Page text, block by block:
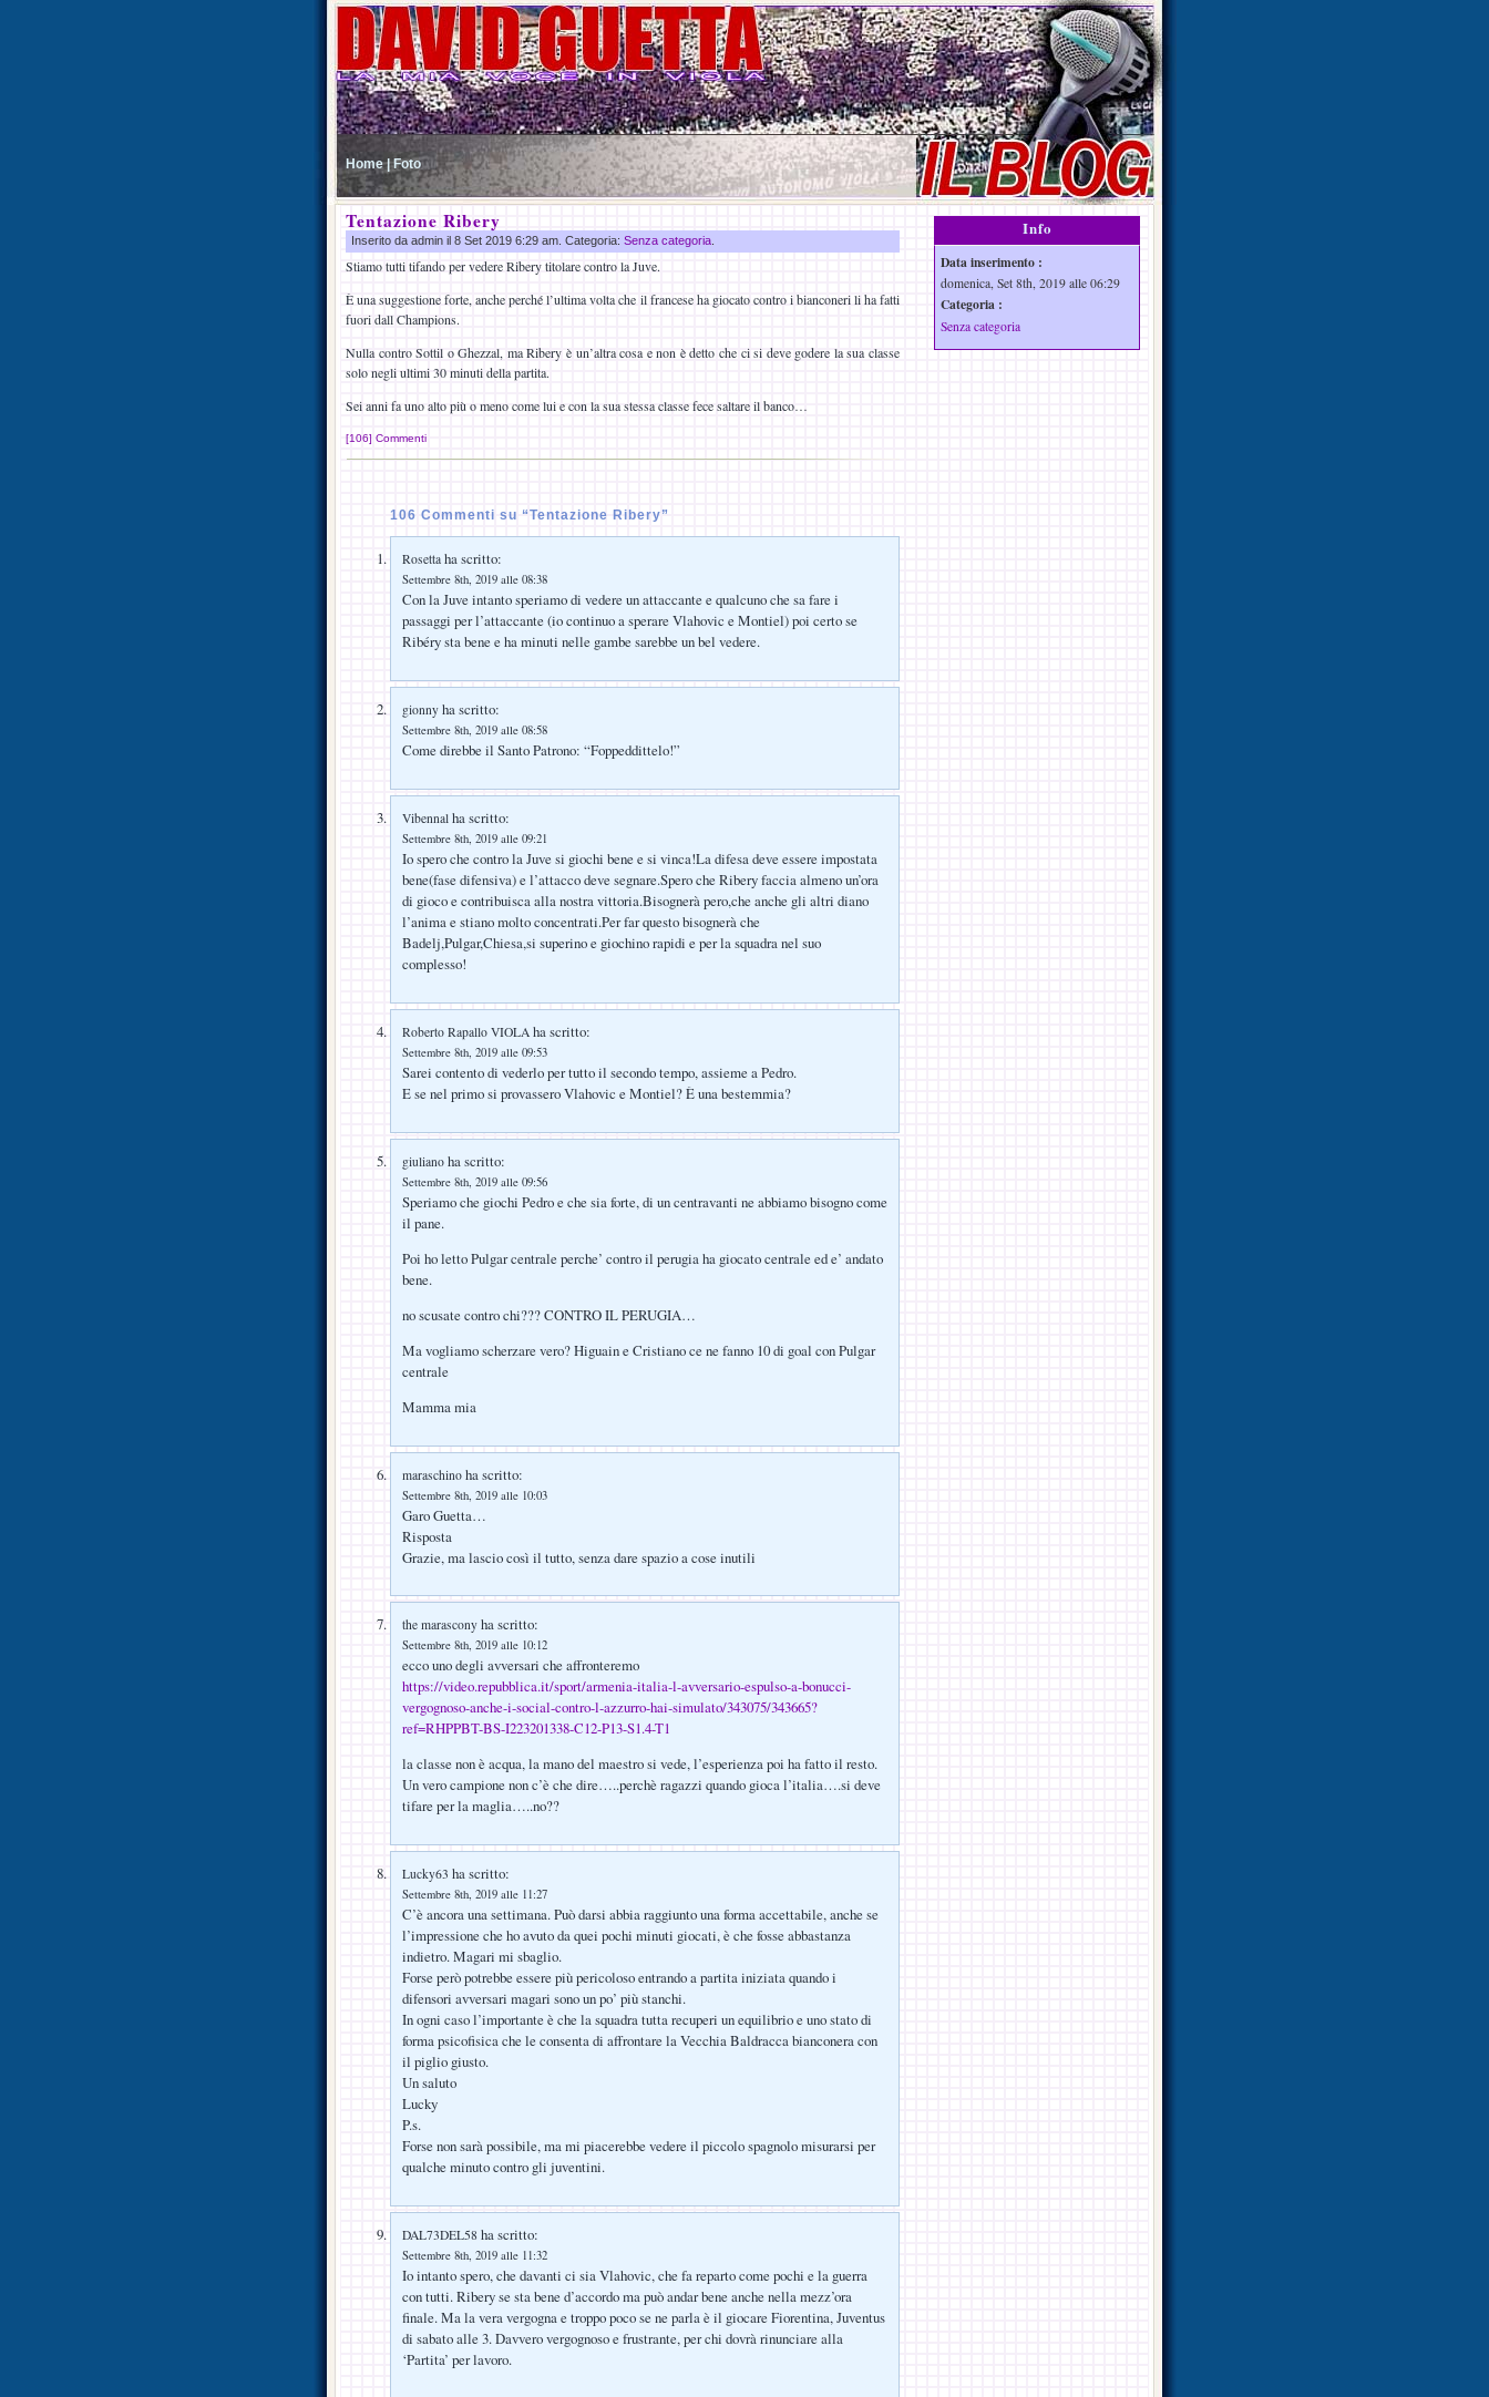
Home | Foto
Tentazione Ribery
Inserito da admin il 8 Set 2019 6:29 am. Categoria: Senza categoria
Stiamo tutti tifando per vedere Ribery titolare contro la Juve.
È una suggestione forte, anche perché l’ultima volta che il francese ha giocato contro i bianconeri li ha fatti
fuori dall Champions.
Nulla contro Sottil o Ghezzal, ma Ribery è un’altra cosa e non è detto che ci si deve godere la sua classe
solo negli ultimi 30 minuti della partita.
Sei anni fa uno alto più o meno come lui e con la sua stessa classe fece saltare il banco…
[106] Commenti
106 Commenti su “Tentazione Ribery”
Rosetta ha scritto:
Settembre 8th, 2019 alle 08:38
Con la Juve intanto speriamo di vedere un attaccante e qualcuno che sa fare i
passaggi per l’attaccante (io continuo a sperare Vlahovic e Montiel) poi certo se
Ribéry sta bene e ha minuti nelle gambe sarebbe un bel vedere.
gionny ha scritto:
Settembre 8th, 2019 alle 08:58
Come direbbe il Santo Patrono: “Foppeddittelo!”
Vibennal ha scritto:
Settembre 8th, 2019 alle 09:21
Io spero che contro la Juve si giochi bene e si vinca!La difesa deve essere impostata
bene(fase difensiva) e l’attacco deve segnare.Spero che Ribery faccia almeno un’ora
di gioco e contribuisca alla nostra vittoria.Bisognerà pero,che anche gli altri diano
l’anima e stiano molto concentrati.Per far questo bisognerà che
Badelj,Pulgar,Chiesa,si superino e giochino rapidi e per la squadra nel suo
complesso!
Roberto Rapallo VIOLA ha scritto:
Settembre 8th, 2019 alle 09:53
Sarei contento di vederlo per tutto il secondo tempo, assieme a Pedro.
E se nel primo si provassero Vlahovic e Montiel? È una bestemmia?
giuliano ha scritto:
Settembre 8th, 2019 alle 09:56
Speriamo che giochi Pedro e che sia forte, di un centravanti ne abbiamo bisogno come
il pane.
Poi ho letto Pulgar centrale perche’ contro il perugia ha giocato centrale ed e’ andato
bene.
no scusate contro chi??? CONTRO IL PERUGIA…
Ma vogliamo scherzare vero? Higuain e Cristiano ce ne fanno 10 di goal con Pulgar
centrale
Mamma mia
maraschino ha scritto:
Settembre 8th, 2019 alle 10:03
Garo Guetta…
Risposta
Grazie, ma lascio così il tutto, senza dare spazio a cose inutili
the marascony ha scritto:
Settembre 8th, 2019 alle 10:12
ecco uno degli avversari che affronteremo
https://video.repubblica.it/sport/armenia-italia-l-avversario-espulso-a-bonucci-
vergognoso-anche-i-social-contro-l-azzurro-hai-simulato/343075/343665?
ref=RHPPBT-BS-I223201338-C12-P13-S1.4-T1
la classe non è acqua, la mano del maestro si vede, l’esperienza poi ha fatto il resto.
Un vero campione non c’è che dire…..perchè ragazzi quando gioca l’italia….si deve
tifare per la maglia…..no??
Lucky63 ha scritto:
Settembre 8th, 2019 alle 11:27
C’è ancora una settimana. Può darsi abbia raggiunto una forma accettabile, anche se
l’impressione che ho avuto da quei pochi minuti giocati, è che fosse abbastanza
indietro. Magari mi sbaglio.
Forse però potrebbe essere più pericoloso entrando a partita iniziata quando i
difensori avversari magari sono un po’ più stanchi.
In ogni caso l’importante è che la squadra tutta recuperi un equilibrio e uno stato di
forma psicofisica che le consenta di affrontare la Vecchia Baldracca bianconera con
il piglio giusto.
Un saluto
Lucky
P.s.
Forse non sarà possibile, ma mi piacerebbe vedere il piccolo spagnolo misurarsi per
qualche minuto contro gli juventini.
DAL73DEL58 ha scritto:
Settembre 8th, 2019 alle 11:32
Io intanto spero, che davanti ci sia Vlahovic, che fa reparto come pochi e la guerra
con tutti. Ribery se sta bene d’accordo ma può andar bene anche nella mezz’ora
finale. Ma la vera vergogna e troppo poco se ne parla è il giocare Fiorentina, Juventus
di sabato alle 3. Davvero vergognoso e frustrante, per chi dovrà rinunciare alla
‘Partita’ per lavoro.
Info
Data inserimento :
domenica, Set 8th, 2019 alle 06:29
Categoria :
Senza categoria